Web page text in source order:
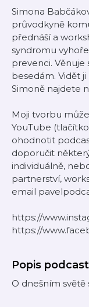
Simona
průvodkyně
přednáší a
syndromu
prevenci.
besedám. Vidět
Simoně najdete
Moji tvorbu
YouTube
ohodnotit
doporučit
individuálně,
partnerství,
email
https://
https://
Popis
O dnešním světě